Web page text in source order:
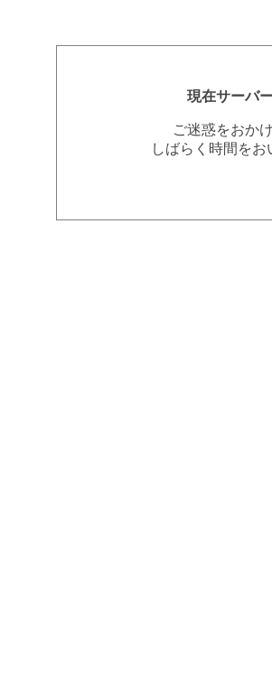
現在サーバ
ご迷惑をおか
しばらく時間を